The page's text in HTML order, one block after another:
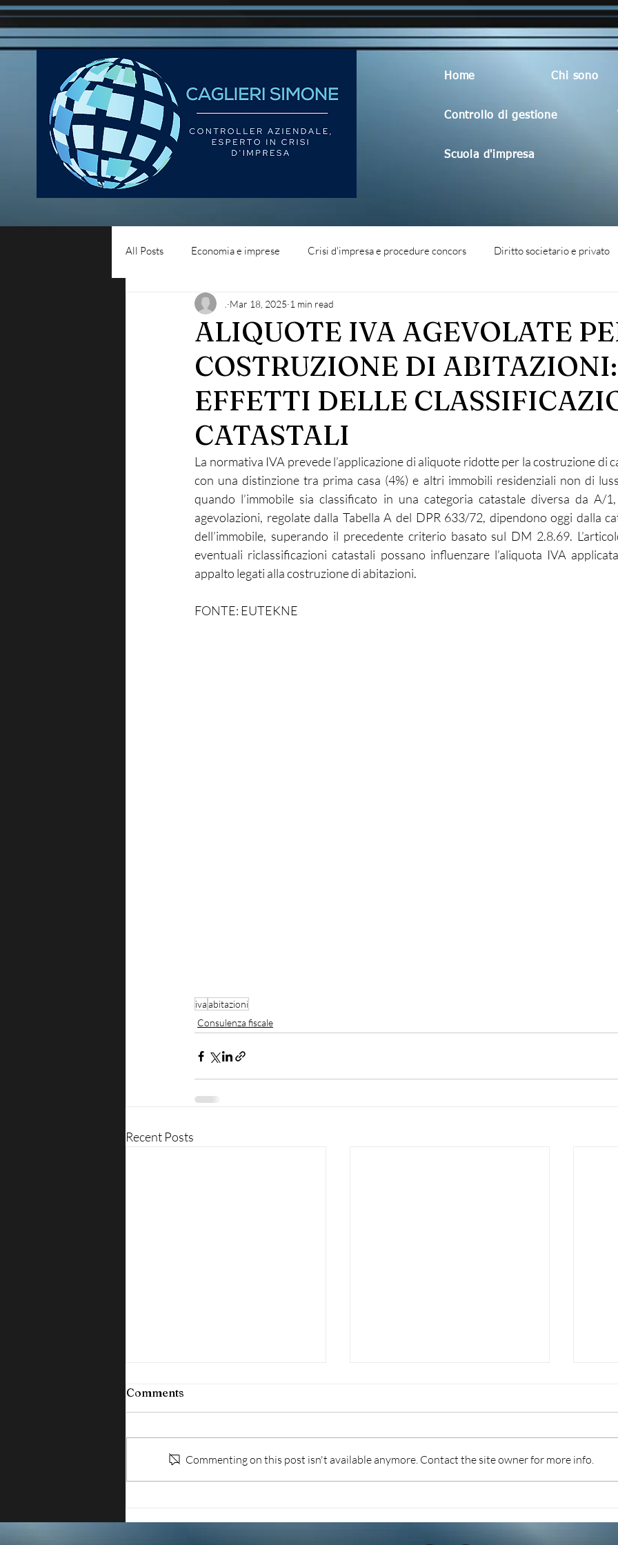
Home Chi sono
Controllo di gestione
Scuola d'impresa
All Posts Economia e imprese Crisi d'impresa e procedure concors Diritto societario e privato
Diritto del lavoro Blog - liquidità aziendale
ALIQUOTE IVA AGEVOLATE
COSTRUZIONE DI ABITAZIONI:
EFFETTI DELLE
CATASTALI
Mar 18, 2025 1 min read
La normativa IVA prevede l’applicazione di aliquote ridotte per la costruzione di
con una distinzione tra prima casa (4%) e altri immobili residenziali non di
quando l’immobile sia classificato in una categoria catastale diversa da A/
agevolazioni, regolate dalla Tabella A del DPR 633/72, dipendono oggi dalla
dell’immobile, superando il precedente criterio basato sul DM 2.8.69.
eventuali riclassificazioni catastali possano influenzare l’aliquota IVA
appalto legati alla costruzione di abitazioni.
FONTE: EUTEKNE
ivaabitazioni
Consulenza fiscale
Recent Posts
Comments
Commenting on this post isn't available anymore. Contact the site owner for more info.